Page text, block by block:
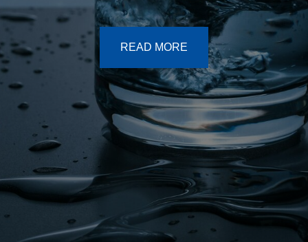
READ MORE